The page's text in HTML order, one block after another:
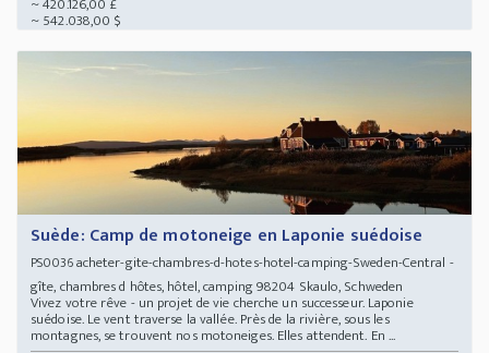
~ 542.038,00 $
Suède: Camp de motoneige en Laponie suédoise
PS0036acheter-gite-chambres-d-hotes-hotel-camping-Sweden-Central -
gîte, chambres d hôtes, hôtel, camping 98204 Skaulo, Schweden
Vivez votre rêve - un projet de vie cherche un successeur. Laponie
suédoise. Le vent traverse la vallée. Près de la rivière, sous les
montagnes, se trouvent nos motoneiges. Elles attendent. En ...